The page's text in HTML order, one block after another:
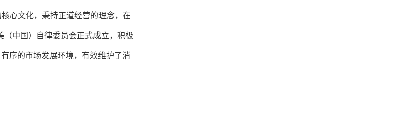
心文化，秉持正道经营的理念，在
中国）自律委员会正式成立，积极
序的市场发展环境，有效维护了消